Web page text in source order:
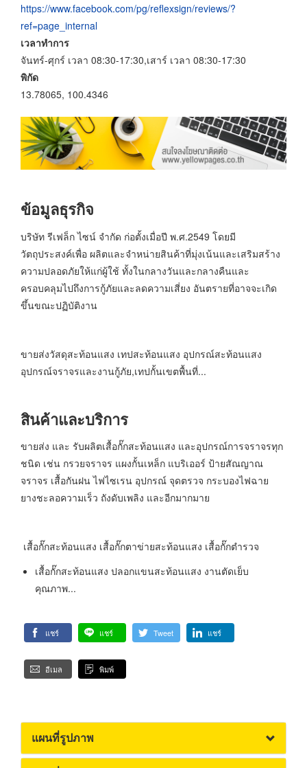
https://www.facebook.com/pg/reflexsign/reviews/?
ref=page_internal
เวลาทำการ
จันทร์-ศุกร์ เวลา 08:30-17:30,เสาร์ เวลา 08:30-17:30
พิกัด
13.78065, 100.4346
ข้อมูลธุรกิจ
บริษัท รีเฟล็ก ไซน์ จำกัด ก่อตั้งเมื่อปี พ.ศ.2549 โดยมี
วัตถุประสงค์เพื่อ ผลิตและจำหน่ายสินค้าที่มุ่งเน้นและเสริมสร้าง
ความปลอดภัยให้แก่ผู้ใช้ ทั้งในกลางวันและกลางคืนและ
ครอบคลุมไปถึงการกู้ภัยและลดความเสี่ยง อันตรายที่อาจจะเกิด
ขึ้นขณะปฏิบัติงาน
ขายส่งวัสดุสะท้อนแสง เทปสะท้อนแสง อุปกรณ์สะท้อนแสง
อุปกรณ์จราจรและงานกู้ภัย,เทปกั้นเขตพื้นที่...
สินค้าและบริการ
ขายส่ง และ รับผลิตเสื้อกั๊กสะท้อนแสง และอุปกรณ์การจราจรทุก
ชนิด เช่น กรวยจราจร แผงกั้นเหล็ก แบริเออร์ ป้ายสัณญาณ
จราจร เสื้อกันฝน ไฟไซเรน อุปกรณ์ จุดตรวจ กระบองไฟฉาย
ยางชะลอความเร็ว ถังดับเพลิง และอีกมากมาย
เสื้อกั๊กสะท้อนแสง เสื้อกั๊กตาข่ายสะท้อนแสง เสื้อกั๊กตำรวจ
เสื้อกั๊กสะท้อนแสง ปลอกแขนสะท้อนแสง งานตัดเย็บ
คุณภาพ...
แชร์ แชร์ Tweet แชร์
อีเมล พิมพ์
แผนที่รูปภาพ